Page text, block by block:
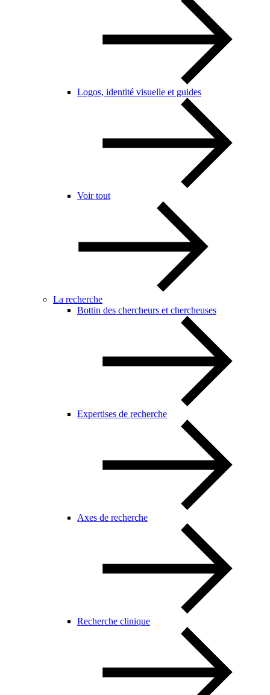
Logos, identité visuelle et guides
Voir tout
La recherche
Bottin des chercheurs et chercheuses
Expertises de recherche
Axes de recherche
Recherche clinique